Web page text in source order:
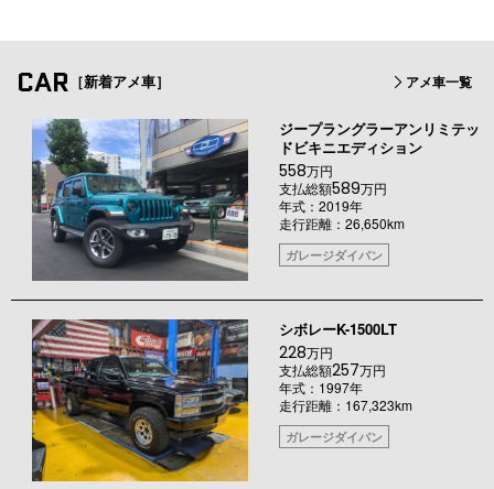
CAR ［新着アメ車］ アメ車一覧
ジープラングラーアンリミテッ
ドビキニエディション
558万円
支払総額589万円
年式：2019年
走行距離：26,650km
ガレージダイバン
シボレーK-1500LT
228万円
支払総額257万円
年式：1997年
走行距離：167,323km
ガレージダイバン